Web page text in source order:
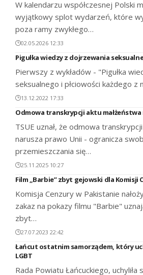
W kalendarzu współczesnej Polski
wyjątkowy splot wydarzeń, które
poza ramy zwykłego…
02.05.2026 12:33
Pigułka wiedzy z dojrzewania
Pierwszy z wykładów - "Pigułka
seksualnego i płciowości każdego z
13.12.2022 17:33
Odmowa transkrypcji aktu małżeństwa
TSUE uznał, że odmowa
narusza prawo Unii - ogranicza
przemieszczania się…
25.11.2025 10:27
Film „Barbie” zbyt gejowski dla Komisji
Komisja Cenzury w Pakistanie
zakaz na pokazy filmu "Barbie"
zbyt…
27.07.2023 22:42
Łańcut ostatnim samorządem, który
LGBT
Rada Powiatu Łańcuckiego, uchyliła